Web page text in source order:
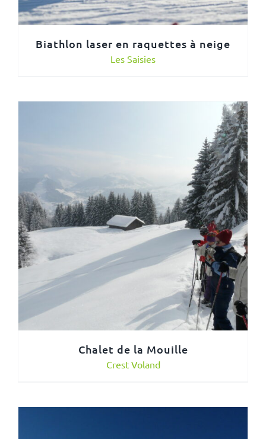
Biathlon laser en raquettes à neige
Les Saisies
Chalet de la Mouille
Crest Voland